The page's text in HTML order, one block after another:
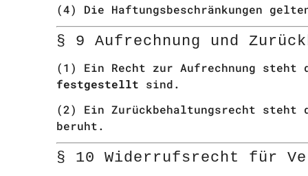
(4) Die Haftungsbeschränkungen
§ 9 Aufrechnung und
(1) Ein Recht zur Aufrechnung steht
festgestellt sind.
(2) Ein Zurückbehaltungsrecht steht
beruht.
§ 10 Widerrufsrecht für